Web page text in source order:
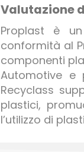
Valutazione
Proplast è
conformità al
componenti
Automotive e
Recyclass
plastici,
l’utilizzo di